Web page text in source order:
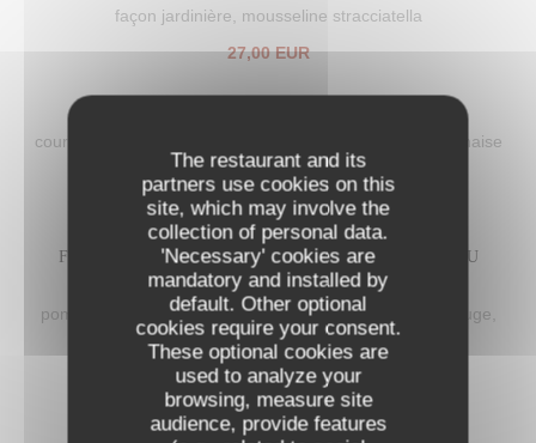
The restaurant and its
partners use cookies on this
site, which may involve the
collection of personal data.
'Necessary' cookies are
mandatory and installed by
default. Other optional
cookies require your consent.
These optional cookies are
used to analyze your
browsing, measure site
audience, provide features
façon jardinière, mousseline stracciatella
27,00 EUR
courgette jaune rôtie, moules marinières au safran, béarnaise
à la sobresada, citron noir
28,00 EUR
FILET DE CANETTE LAQUÉ AUX ÉPICES, GRILLÉ AU
BINCHOTAN
pomme de terre de Noirmoutier rôtie, sabayon au vin rouge,
jus corsé
32,00 EUR
HOMARD BRETON ET RIS DE VEAU GRILLÉS AU